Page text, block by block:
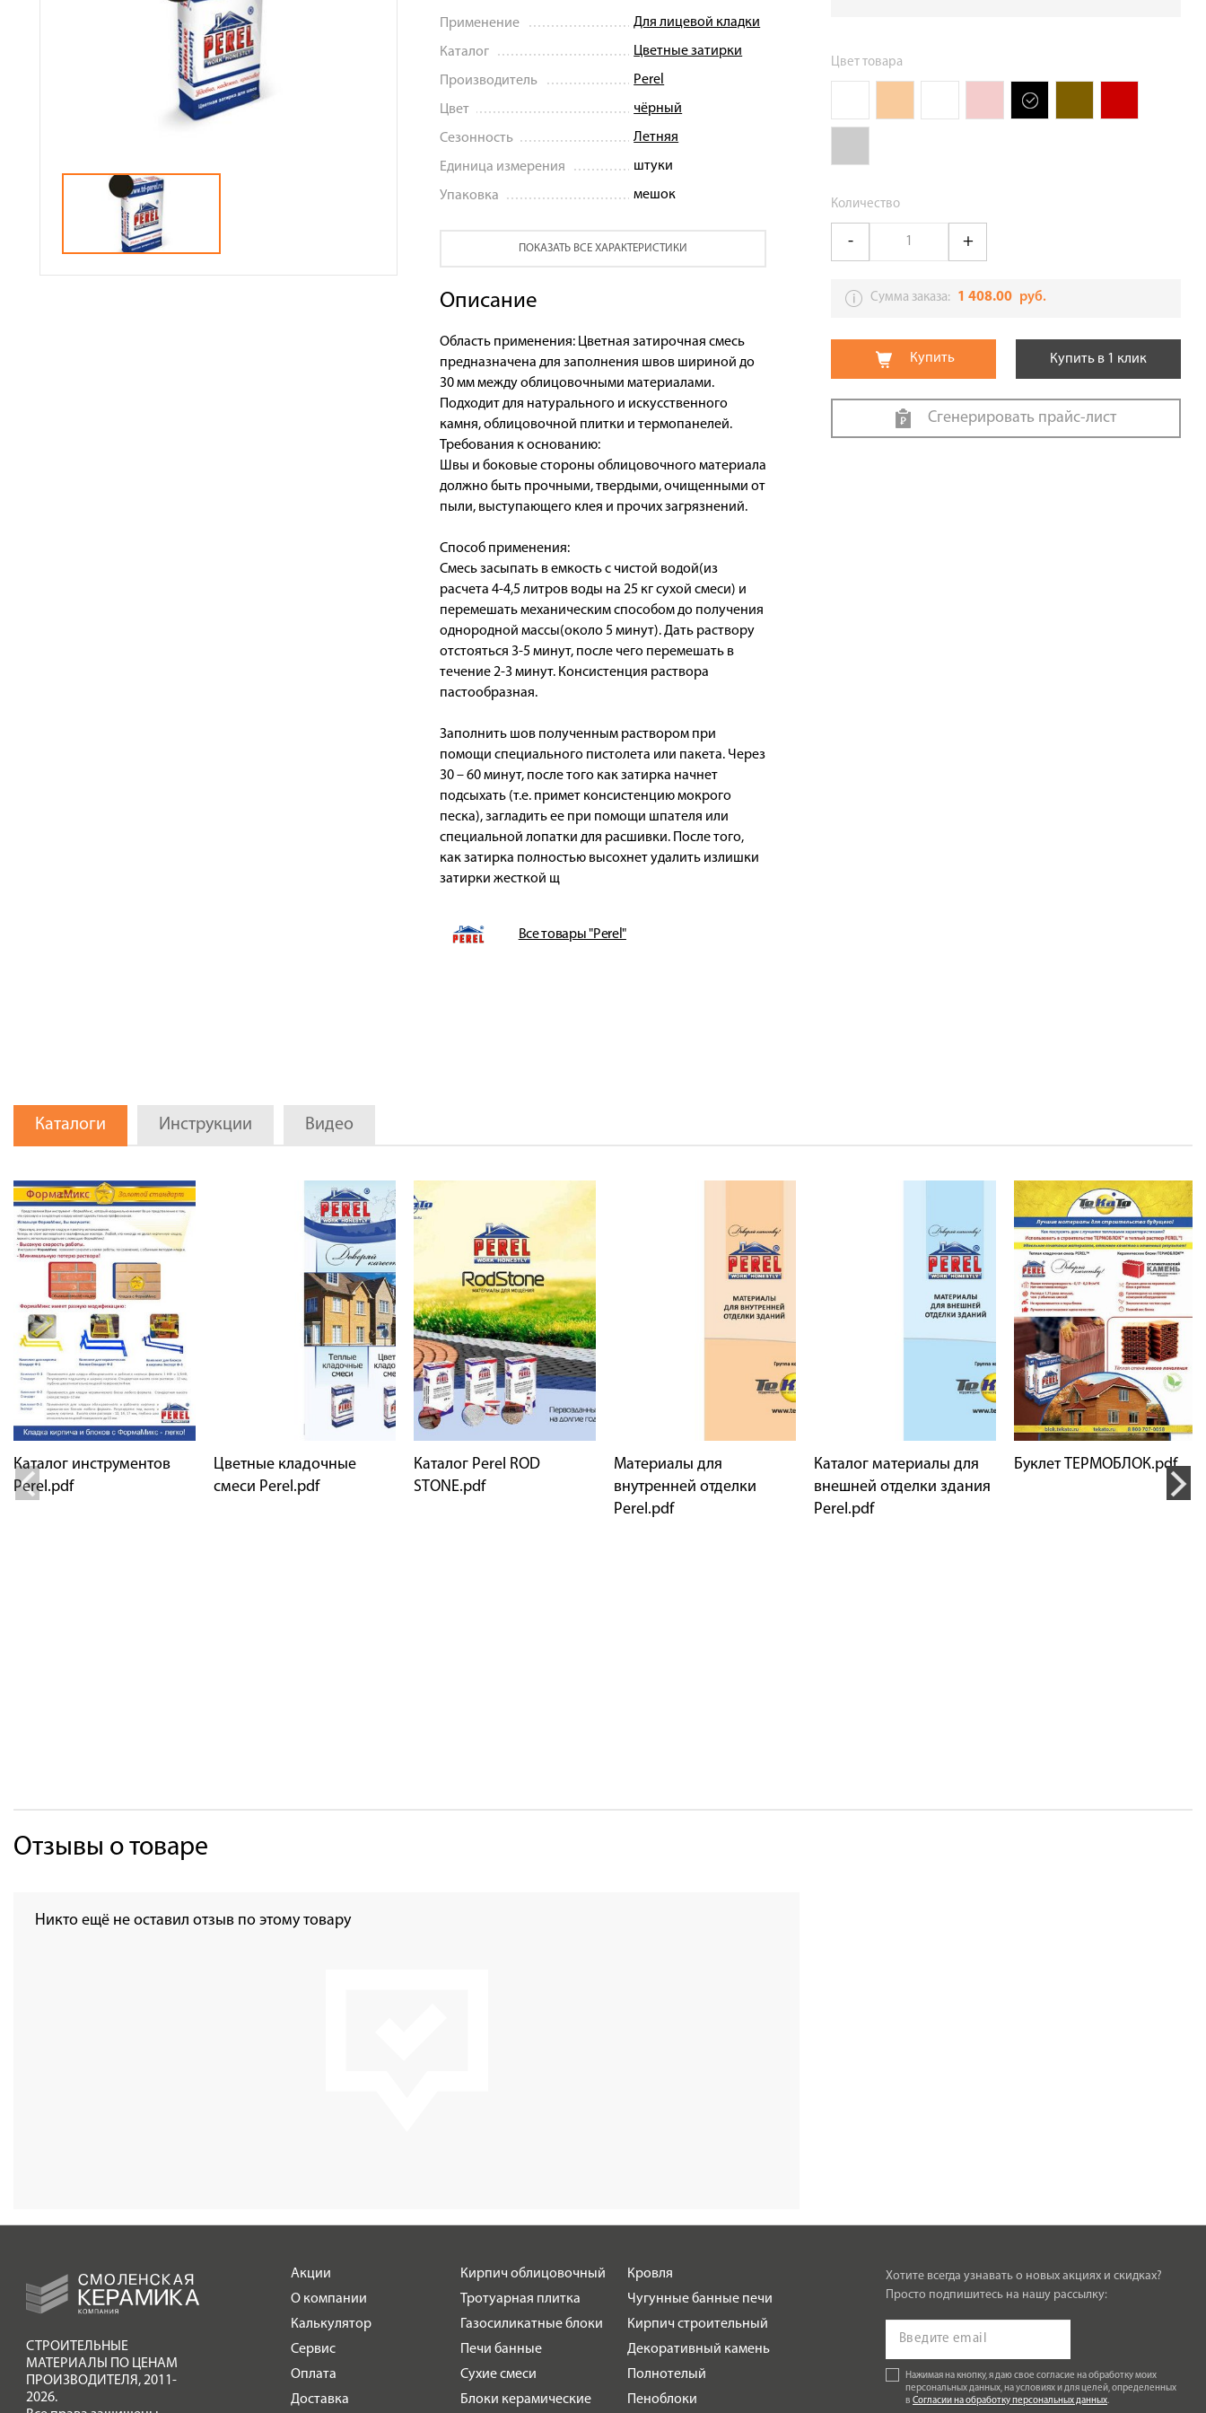
Применение Для лицевой кладки
Каталог Цветные затирки
Производитель Perel
Цвет чёрный
Сезонность Летняя
Единица измерения штуки
Упаковка мешок
ПОКАЗАТЬ ВСЕ ХАРАКТЕРИСТИКИ
Описание
Область применения: Цветная затирочная смесь
предназначена для заполнения швов шириной до
30 мм между облицовочными материалами.
Подходит для натурального и искусственного
камня, облицовочной плитки и термопанелей.
Требования к основанию:
Швы и боковые стороны облицовочного материала
должно быть прочными, твердыми, очищенными от
пыли, выступающего клея и прочих загрязнений.
Способ применения:
Смесь засыпать в емкость с чистой водой(из
расчета 4-4,5 литров воды на 25 кг сухой смеси) и
перемешать механическим способом до получения
однородной массы(около 5 минут). Дать раствору
отстояться 3-5 минут, после чего перемешать в
течение 2-3 минут. Консистенция раствора
пастообразная.
Заполнить шов полученным раствором при
помощи специального пистолета или пакета. Через
30 – 60 минут, после того как затирка начнет
подсыхать (т.е. примет консистенцию мокрого
песка), загладить ее при помощи шпателя или
специальной лопатки для расшивки. После того,
как затирка полностью высохнет удалить излишки
затирки жесткой щ
Все товары "Perel"
Цвет товара
Количество
Сумма заказа: 1 408.00руб.
Купить Купить в 1 клик
Сгенерировать прайс-лист
Каталоги Инструкции Видео
Каталог инструментов
Perel.pdf
Цветные кладочные
смеси Perel.pdf
Каталог Perel ROD
STONE.pdf
Материалы для
внутренней отделки
Perel.pdf
Каталог материалы для
внешней отделки здания
Perel.pdf
Буклет ТЕРМОБЛОК.pdf
Отзывы о товаре
Никто ещё не оставил отзыв по этому товару
Акции
О компании
Калькулятор
Сервис
Оплата
Доставка
Кирпич облицовочный
Тротуарная плитка
Газосиликатные блоки
Печи банные
Сухие смеси
Блоки керамические
Кровля
Чугунные банные печи
Кирпич строительный
Декоративный камень
Полнотелый
Пеноблоки
СТРОИТЕЛЬНЫЕ
МАТЕРИАЛЫ ПО ЦЕНАМ
ПРОИЗВОДИТЕЛЯ ,2011-
2026.
Хотите всегда узнавать о новых акциях и скидках?
Просто подпишитесь на нашу рассылку:
Нажимая на кнопку, я даю свое согласие на обработку моих
персональных данных, на условиях и для целей, определенных
в Согласии на обработку персональных данных.